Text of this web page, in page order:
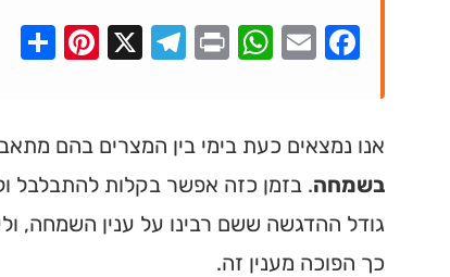
Facebook
Email
WhatsApp
Print
Telegram
X
אנו נמצאים כעת בימי בין המצרים בהם
בשמחה. בזמן כזה אפשר בקלות להתבלבל
גודל ההדגשה ששם רבינו על ענין השמחה,
כך הפוכה מענין זה.